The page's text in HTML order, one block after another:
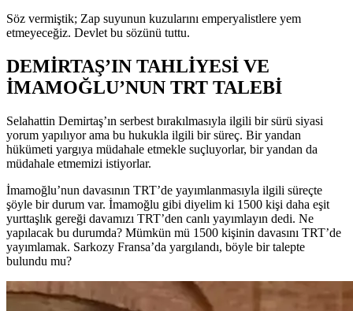
Söz vermiştik; Zap suyunun kuzularını emperyalistlere yem
etmeyeceğiz. Devlet bu sözünü tuttu.
DEMİRTAŞ’IN TAHLİYESİ VE
İMAMOĞLU’NUN TRT TALEBİ
Selahattin Demirtaş’ın serbest bırakılmasıyla ilgili bir sürü siyasi
yorum yapılıyor ama bu hukukla ilgili bir süreç. Bir yandan
hükümeti yargıya müdahale etmekle suçluyorlar, bir yandan da
müdahale etmemizi istiyorlar.
İmamoğlu’nun davasının TRT’de yayımlanmasıyla ilgili süreçte
şöyle bir durum var. İmamoğlu gibi diyelim ki 1500 kişi daha eşit
yurttaşlık gereği davamızı TRT’den canlı yayımlayın dedi. Ne
yapılacak bu durumda? Mümkün mü 1500 kişinin davasını TRT’de
yayımlamak. Sarkozy Fransa’da yargılandı, böyle bir talepte
bulundu mu?